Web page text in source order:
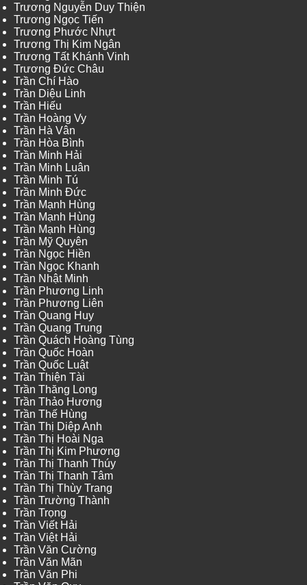
Trương Nguyễn Duy Thiện
Trương Ngọc Tiến
Trương Phước Nhựt
Trương Thị Kim Ngân
Trương Tất Khánh Vinh
Trương Đức Châu
Trần Chí Hào
Trần Diệu Linh
Trần Hiếu
Trần Hoàng Vy
Trần Hà Vân
Trần Hòa Bình
Trần Minh Hải
Trần Minh Luân
Trần Minh Tú
Trần Minh Đức
Trần Mạnh Hùng
Trần Mạnh Hùng
Trần Mạnh Hùng
Trần Mỹ Quyên
Trần Ngọc Hiền
Trần Ngọc Khanh
Trần Nhật Minh
Trần Phương Linh
Trần Phương Liên
Trần Quang Huy
Trần Quang Trung
Trần Quách Hoàng Tùng
Trần Quốc Hoàn
Trần Quốc Luật
Trần Thiện Tài
Trần Thăng Long
Trần Thảo Hương
Trần Thế Hùng
Trần Thị Diệp Anh
Trần Thị Hoài Nga
Trần Thị Kim Phương
Trần Thị Thanh Thúy
Trần Thị Thanh Tâm
Trần Thị Thùy Trang
Trần Trường Thành
Trần Trọng
Trần Viết Hải
Trần Việt Hải
Trần Văn Cường
Trần Văn Mãn
Trần Văn Phi